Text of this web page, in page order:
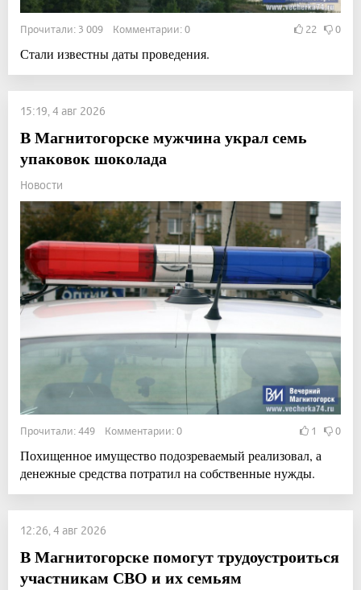
Прочитали: 3 009 Комментарии: 0 22 0
Стали известны даты проведения.
15:19, 4 авг 2026
В Магнитогорске мужчина украл семь
упаковок шоколада
Новости
Прочитали: 449 Комментарии: 0 1 0
Похищенное имущество подозреваемый реализовал, а
денежные средства потратил на собственные нужды.
12:26, 4 авг 2026
В Магнитогорске помогут трудоустроиться
участникам СВО и их семьям